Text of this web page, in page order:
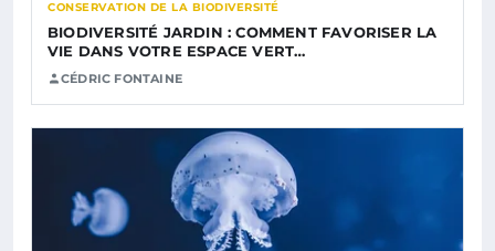
CONSERVATION DE LA BIODIVERSITÉ
BIODIVERSITÉ JARDIN : COMMENT FAVORISER LA
VIE DANS VOTRE ESPACE VERT…
CÉDRIC FONTAINE